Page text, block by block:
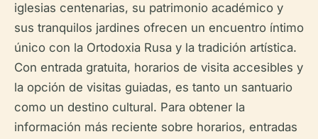
iglesias centenarias, su patrimonio académico y
sus tranquilos jardines ofrecen un encuentro íntimo
único con la Ortodoxia Rusa y la tradición artística.
Con entrada gratuita, horarios de visita accesibles y
la opción de visitas guiadas, es tanto un santuario
como un destino cultural. Para obtener la
información más reciente sobre horarios, entradas